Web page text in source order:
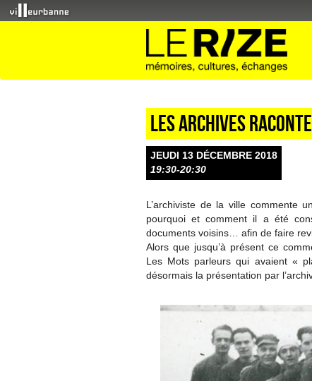
Les archives
JEUDI 13 DÉCEMBRE 2018
19:30-20:30
L’archiviste de la ville commente
pourquoi et comment il a été
documents voisins… afin de faire
Alors que jusqu’à présent ce
Les Mots parleurs qui avaient «
désormais la présentation par